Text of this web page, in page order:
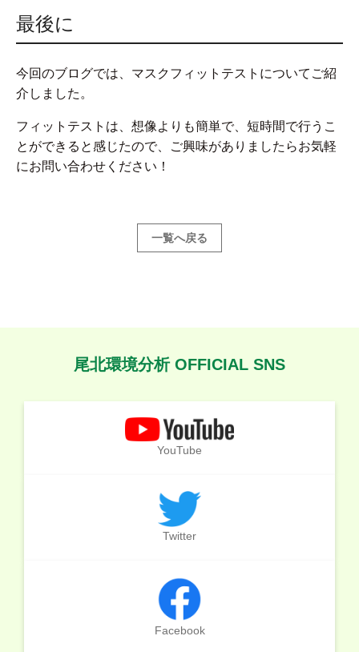
最後に
今回のブログでは、マスクフィットテストについてご紹
介しました。
フィットテストは、想像よりも簡単で、短時間で行うこ
とができると感じたので、ご興味がありましたらお気軽
にお問い合わせください！
一覧へ戻る
尾北環境分析 OFFICIAL SNS
YouTube
Twitter
Facebook